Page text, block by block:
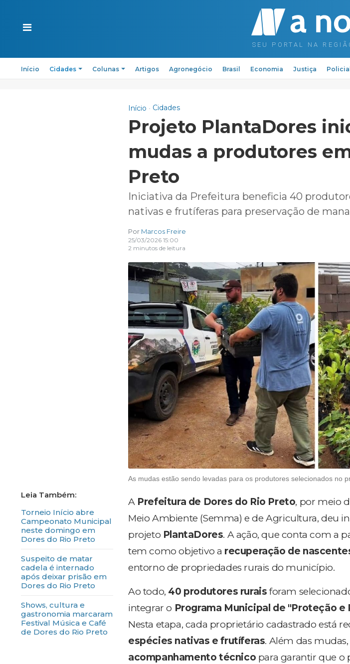
Início Cidades Colunas Artigos Agronegócio Brasil Economia Justiça Policial
Torneio Início abre
Campeonato Municipal
neste domingo em
Dores do Rio Preto
Suspeito de matar
cadela é internado
após deixar prisão em
Dores do Rio Preto
Shows, cultura e
gastronomia marcaram
Festival Música e Café
de Dores do Rio Preto
Início Cidades
Projeto PlantaDores
mudas a produtores
Preto
Iniciativa da Prefeitura beneficia 40
nativas e frutíferas para preservação de
Por Marcos Freire
25/03/2026 15:00
2 minutos de leitura
As mudas estão sendo levadas para os produtores selecionados no
A Prefeitura de Dores do Rio Preto, por meio
Meio Ambiente (Semma) e de Agricultura, deu
projeto PlantaDores. A ação, que conta com a
tem como objetivo a recuperação de
entorno de propriedades rurais do município.
Ao todo, 40 produtores rurais foram
integrar o Programa Municipal de "Proteção
Nesta etapa, cada proprietário cadastrado está
espécies nativas e frutíferas. Além das
acompanhamento técnico para garantir que o